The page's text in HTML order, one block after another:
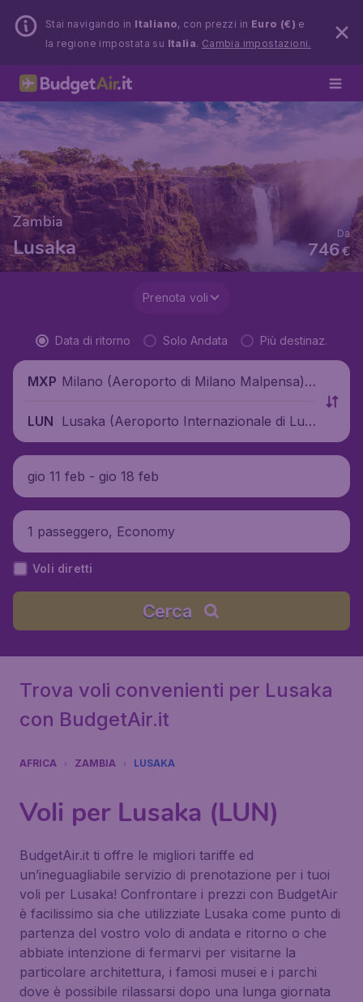
Stai navigando in Italiano, con prezzi in Euro (€) e
la regione impostata su Italia. Cambia impostazioni.
Zambia
Lusaka €
746
Da
Prenota voli
Data di ritorno Solo Andata Più destinaz.
MXP Milano (Aeroporto di Milano Malpensa),
LUN Lusaka (Aeroporto Internazionale di Lus
aka), Zambia
gio 11 feb - gio 18 feb
1 passeggero, Economy
Voli diretti
Cerca
Trova voli convenienti per Lusaka
con BudgetAir.it
AFRICA ZAMBIA LUSAKA
Voli per Lusaka (LUN)
BudgetAir.it ti offre le migliori tariffe ed
un’ineguagliabile servizio di prenotazione per i tuoi
voli per Lusaka! Confrontare i prezzi con BudgetAir
è facilissimo sia che utilizziate Lusaka come punto di
partenza del vostro volo di andata e ritorno o che
abbiate intenzione di fermarvi per visitarne la
particolare architettura, i famosi musei e i parchi
dove è possibile rilassarsi dopo una lunga giornata